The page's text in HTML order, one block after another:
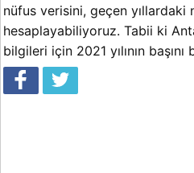
nüfus verisini, geçen yıllardaki
hesaplayabiliyoruz. Tabii ki
bilgileri için 2021 yılının